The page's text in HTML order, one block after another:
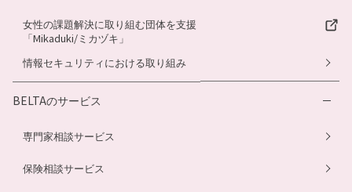
女性の課題解決に取り組む団体を支援
「Mikaduki/ミカヅキ」
情報セキュリティにおける取り組み
BELTAのサービス
専門家相談サービス
保険相談サービス